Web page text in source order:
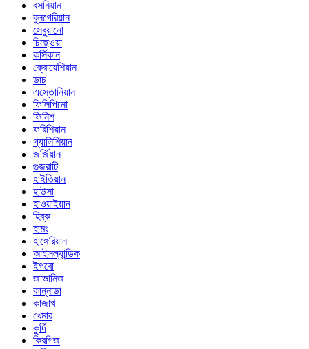
বসনিয়ান
বুলগেরিয়ান
সেবুয়ানো
চিছেওয়া
কর্সিকান
ক্রোয়েশিয়ান
ডাচ
এস্তোনিয়ান
ফিলিপিনো
ফিনিশ
ফরিশিয়ান
গ্যালিশিয়ান
জর্জিয়ান
গুজরাটি
হাইতিয়ান
হাউসা
হাওয়াইয়ান
হিব্রু
হামং
হাঙ্গেরিয়ান
আইসল্যান্ডিক
ইগবো
জাভানিজ
কান্নাডা
কাজাখ
খেমার
কুর্দি
কিরগিজ